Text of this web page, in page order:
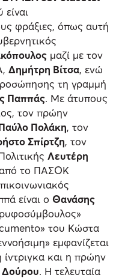
φράξιες, όπως αυτή
μαζί με τον
Δημήτρη Βίτσα, ενώ
τη γραμμή
Παππάς. Με άτυπους
τον πρώην
Πολάκη, τον
Σπίρτζη, τον
Λευτέρη
από το ΠΑΣΟΚ
είναι ο Θανάσης
του Κώστα
εμφανίζεται
και η πρώην
Δούρου. Η τελευταία